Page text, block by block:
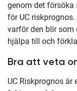
genom det försöka
för UC
varför den blir som
hjälpa till och
Bra att veta
UC Riskprognos